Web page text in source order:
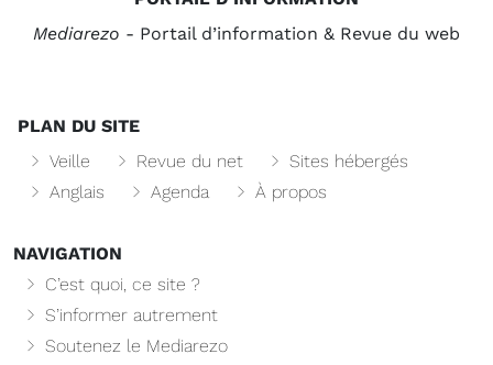
Mediarezo - Portail d’information & Revue du web
PLAN DU SITE
Veille
Revue du net
Sites hébergés
Anglais
Agenda À propos
NAVIGATION
C’est quoi, ce site ?
S’informer autrement
Soutenez le Mediarezo